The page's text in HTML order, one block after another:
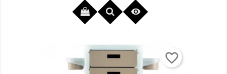

favorite_border